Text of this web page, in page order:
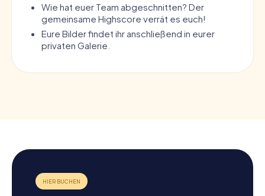
Wie hat euer Team abgeschnitten? Der
gemeinsame Highscore verrät es euch!
Eure Bilder findet ihr anschließend in eurer
privaten Galerie.